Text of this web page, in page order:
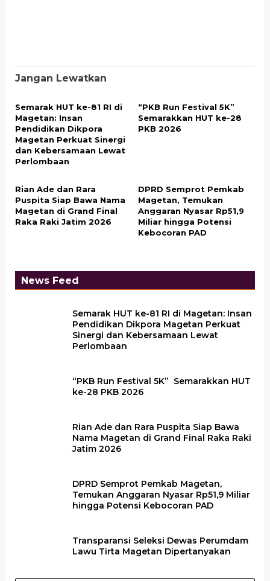
Jangan Lewatkan
Semarak HUT ke-81 RI di
Magetan: Insan
Pendidikan Dikpora
Magetan Perkuat Sinergi
dan Kebersamaan Lewat
Perlombaan
“PKB Run Festival 5K”
Semarakkan HUT ke-28
PKB 2026 ​
Rian Ade dan Rara
Puspita Siap Bawa Nama
Magetan di Grand Final
Raka Raki Jatim 2026
DPRD Semprot Pemkab
Magetan, Temukan
Anggaran Nyasar Rp51,9
Miliar hingga Potensi
Kebocoran PAD
News Feed
Semarak HUT ke-81 RI di Magetan: Insan
Pendidikan Dikpora Magetan Perkuat
Sinergi dan Kebersamaan Lewat
Perlombaan
“PKB Run Festival 5K” Semarakkan HUT
ke-28 PKB 2026 ​
Rian Ade dan Rara Puspita Siap Bawa
Nama Magetan di Grand Final Raka Raki
Jatim 2026
DPRD Semprot Pemkab Magetan,
Temukan Anggaran Nyasar Rp51,9 Miliar
hingga Potensi Kebocoran PAD
Transparansi Seleksi Dewas Perumdam
Lawu Tirta Magetan Dipertanyakan